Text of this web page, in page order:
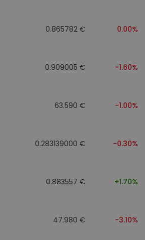
0.865782 € 0.00%
0.909005 € -1.60%
63.590 € -1.00%
0.283139000 € -0.30%
0.883557 € +1.70%
47.980 € -3.10%